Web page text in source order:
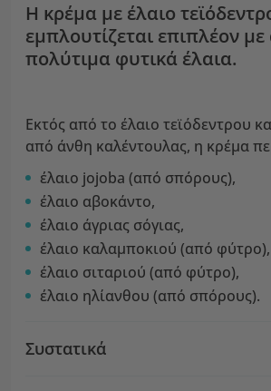
Η κρέμα με έλαιο
εμπλουτίζεται επιπλέον
πολύτιμα φυτικά έλαια.
Εκτός από το έλαιο τεϊόδεντρου
από άνθη καλέντουλας, η κρέμα
έλαιο jojoba (από σπόρους),
έλαιο αβοκάντο,
έλαιο άγριας σόγιας,
έλαιο καλαμποκιού (από φύτρο),
έλαιο σιταριού (από φύτρο),
έλαιο ηλίανθου (από σπόρους).
Συστατικά